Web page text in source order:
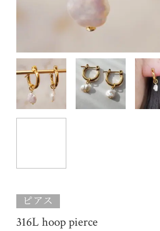
ピアス
316L hoop pierce